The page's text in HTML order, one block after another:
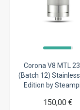
Corona V8 MTL
(Batch 12) Stainless
Edition by
150,00 €